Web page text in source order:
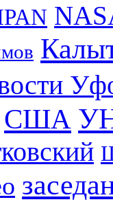
США